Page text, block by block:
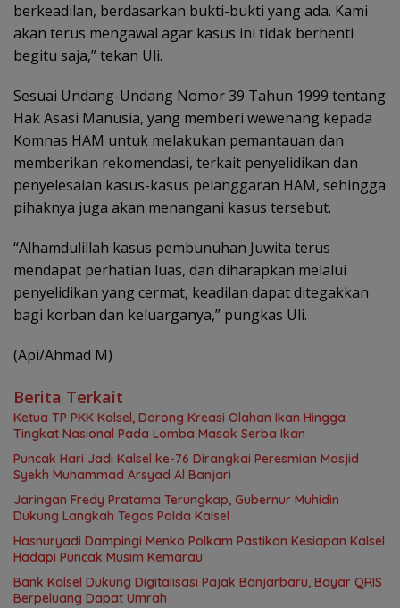
berkeadilan, berdasarkan bukti-bukti yang ada. Kami
akan terus mengawal agar kasus ini tidak berhenti
begitu saja,” tekan Uli.
Sesuai Undang-Undang Nomor 39 Tahun 1999 tentang
Hak Asasi Manusia, yang memberi wewenang kepada
Komnas HAM untuk melakukan pemantauan dan
memberikan rekomendasi, terkait penyelidikan dan
penyelesaian kasus-kasus pelanggaran HAM, sehingga
pihaknya juga akan menangani kasus tersebut.
“Alhamdulillah kasus pembunuhan Juwita terus
mendapat perhatian luas, dan diharapkan melalui
penyelidikan yang cermat, keadilan dapat ditegakkan
bagi korban dan keluarganya,” pungkas Uli.
(Api/Ahmad M)
Berita Terkait
Ketua TP PKK Kalsel, Dorong Kreasi Olahan Ikan Hingga
Tingkat Nasional Pada Lomba Masak Serba Ikan
Puncak Hari Jadi Kalsel ke-76 Dirangkai Peresmian Masjid
Syekh Muhammad Arsyad Al Banjari
Jaringan Fredy Pratama Terungkap, Gubernur Muhidin
Dukung Langkah Tegas Polda Kalsel
Hasnuryadi Dampingi Menko Polkam Pastikan Kesiapan Kalsel
Hadapi Puncak Musim Kemarau
Bank Kalsel Dukung Digitalisasi Pajak Banjarbaru, Bayar QRIS
Berpeluang Dapat Umrah